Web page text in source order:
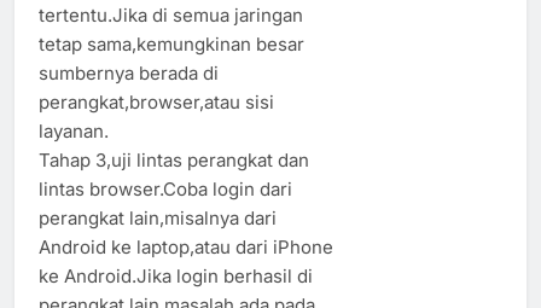
tertentu.Jika di semua jaringan
tetap sama,kemungkinan besar
sumbernya berada di
perangkat,browser,atau sisi
layanan.
Tahap 3,uji lintas perangkat dan
lintas browser.Coba login dari
perangkat lain,misalnya dari
Android ke laptop,atau dari iPhone
ke Android.Jika login berhasil di